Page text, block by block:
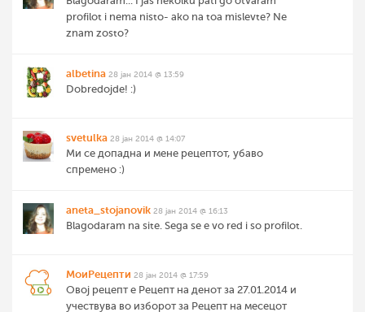
profilot i nema nisto- ako na toa mislevte? Ne
znam zosto?
albetina 28 јан 2014 @ 13:59
Dobredojde! :)
svetulka 28 јан 2014 @ 14:07
Ми се допадна и мене рецептот, убаво
спремено :)
aneta_stojanovik 28 јан 2014 @ 16:13
Blagodaram na site. Sega se e vo red i so profilot.
МоиРецепти 28 јан 2014 @ 17:59
Овој рецепт е Рецепт на денот за 27.01.2014 и
учествува во изборот за Рецепт на месецот